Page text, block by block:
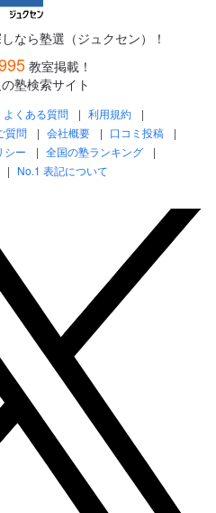
なら塾選（ジュクセン）！
教室掲載！
塾検索サイト
よくある質問
利用規約
質問 会社概要
口コミ投稿
シー
全国の塾ランキング
No.1 表記について